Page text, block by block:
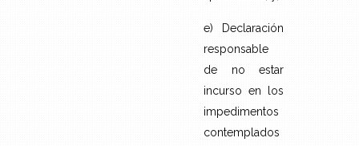
e) Declaración
responsable
de no estar
incurso en los
impedimentos
contemplados